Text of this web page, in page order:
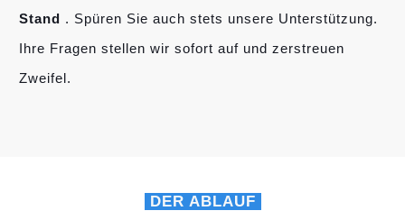
Stand . Spüren Sie auch stets unsere Unterstützung.
Ihre Fragen stellen wir sofort auf und zerstreuen
Zweifel.
DER ABLAUF